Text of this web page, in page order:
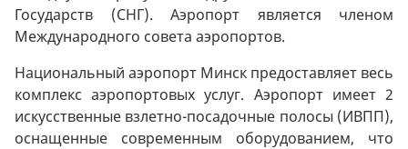
Государств (СНГ). Аэропорт является членом
Международного совета аэропортов.
Национальный аэропорт Минск предоставляет весь
комплекс аэропортовых услуг. Аэропорт имеет 2
искусственные взлетно-посадочные полосы (ИВПП),
оснащенные современным оборудованием, что